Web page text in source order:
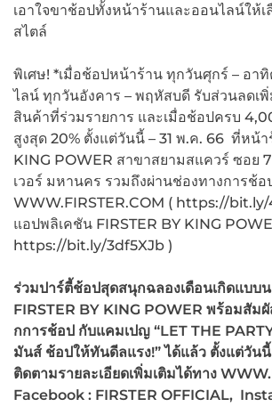
เอาใจขาช้อปทั้งหน้าร้านและออนไลน์ให้
สไตล์
พิเศษ! *เมื่อช้อปหน้าร้าน ทุกวันศุกร์ – อา
ไลน์ ทุกวันอังคาร – พฤหัสบดี รับส่วนลดเพิ่
สินค้าที่ร่วมรายการ และเมื่อช้อปครบ
สูงสุด 20% ตั้งแต่วันนี้ – 31 พ.ค. 66 ที่หน้า
KING POWER สาขาสยามสแควร์ ซอย
เวอร์ มหานคร รวมถึงผ่านช่องทางการช้
WWW.FIRSTER.COM ( https://
แอปพลิเคชัน FIRSTER BY KING
https://bit.ly/3df5XJb )
ร่วมปาร์ตี้ช้อปสุดสนุกฉลองเดือนเกิดแบบ
FIRSTER BY KING POWER พร้อมสัม
กการช้อป กับแคมเปญ “LET THE
มันส์ ช้อปให้ทันดีลแรง!” ได้แล้ว ตั้งแต่วันนี้
ติดตามรายละเอียดเพิ่มเติมได้ทาง
Facebook : FIRSTER OFFICIAL,